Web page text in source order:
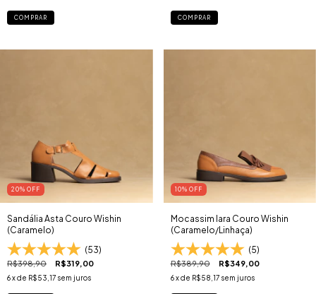
COMPRAR COMPRAR
20% OFF
Sandália Asta Couro Wishin
(Caramelo)
(53)
R$398,90 R$319,00
6x de R$53,17 sem juros
10% OFF
Mocassim Iara Couro Wishin
(Caramelo/Linhaça)
(5)
R$389,90 R$349,00
6 x de R$58,17 sem juros